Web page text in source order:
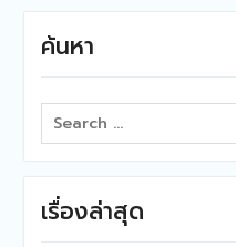
ค้นหา
Search
for:
เรื่องล่าสุด